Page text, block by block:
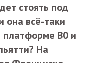
стоять под
она всё-таки
платформе В0 и
На